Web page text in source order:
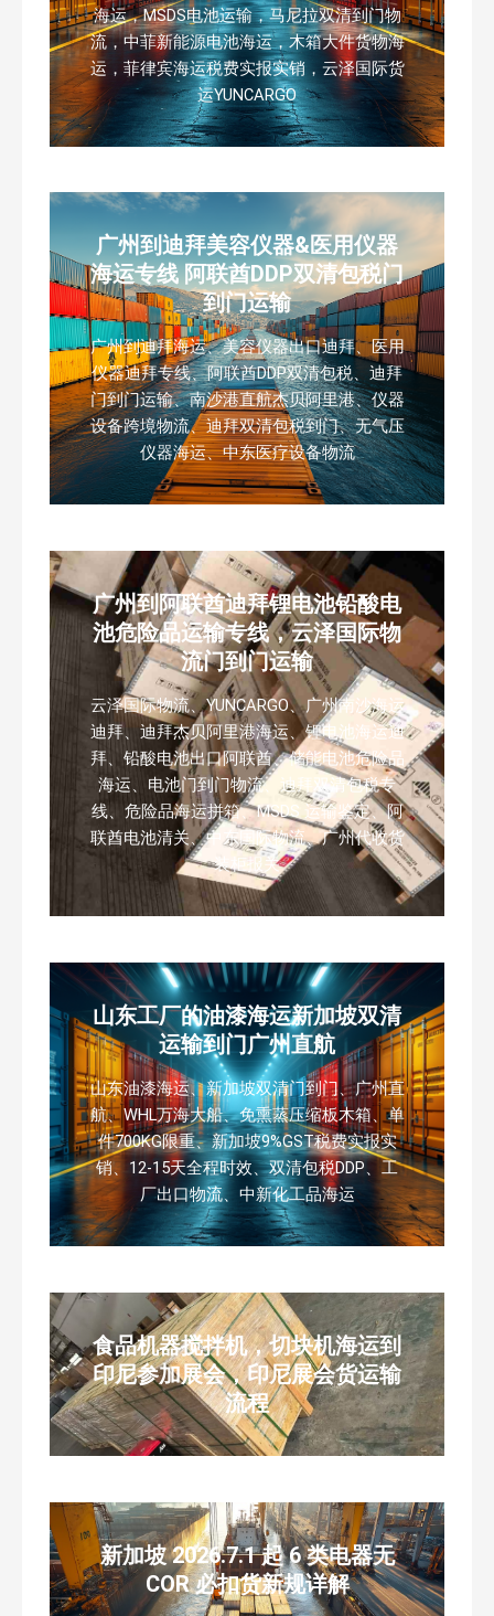
海运，MSDS电池运输，马尼拉双清到门物
流，中菲新能源电池海运，木箱大件货物海
运，菲律宾海运税费实报实销，云泽国际货
运YUNCARGO
广州到迪拜美容仪器&医用仪器
海运专线 阿联酋DDP双清包税门
到门运输
广州到迪拜海运、美容仪器出口迪拜、医用
仪器迪拜专线、阿联酋DDP双清包税、迪拜
门到门运输、南沙港直航杰贝阿里港、仪器
设备跨境物流、迪拜双清包税到门、无气压
仪器海运、中东医疗设备物流
广州到阿联酋迪拜锂电池铅酸电
池危险品运输专线，云泽国际物
流门到门运输
云泽国际物流、YUNCARGO、广州南沙海运
迪拜、迪拜杰贝阿里港海运、锂电池海运迪
拜、铅酸电池出口阿联酋、储能电池危险品
海运、电池门到门物流、迪拜双清包税专
线、危险品海运拼箱、MSDS 运输鉴定、阿
联酋电池清关、中东国际物流、广州代收货
装柜报关
山东工厂的油漆海运新加坡双清
运输到门广州直航
山东油漆海运、新加坡双清门到门、广州直
航、WHL万海大船、免熏蒸压缩板木箱、单
件700KG限重、新加坡9%GST税费实报实
销、12-15天全程时效、双清包税DDP、工
厂出口物流、中新化工品海运
食品机器搅拌机，切块机海运到
印尼参加展会，印尼展会货运输
流程
新加坡 2026.7.1 起 6 类电器无
COR 必扣货新规详解